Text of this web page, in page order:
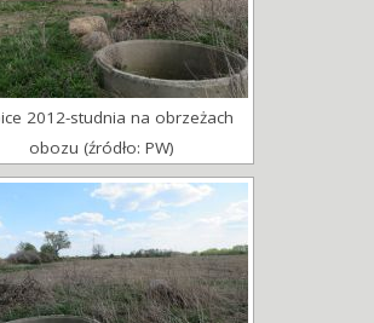
2012-studnia na obrzeżach
obozu (źródło: PW)